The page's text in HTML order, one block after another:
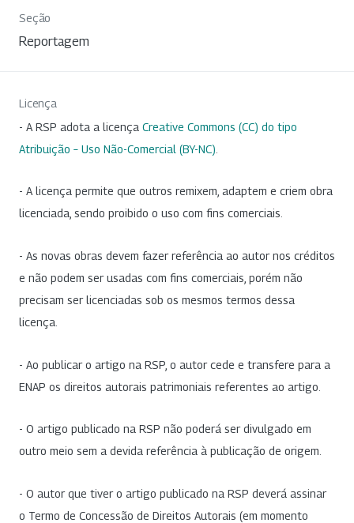
Seção
Reportagem
Licença
- A RSP adota a licença Creative Commons (CC) do tipo
Atribuição – Uso Não-Comercial (BY-NC)
- A licença permite que outros remixem, adaptem e criem obra
licenciada, sendo proibido o uso com fins comerciais.
- As novas obras devem fazer referência ao autor nos créditos
e não podem ser usadas com fins comerciais, porém não
precisam ser licenciadas sob os mesmos termos dessa
licença.
- Ao publicar o artigo na RSP, o autor cede e transfere para a
ENAP os direitos autorais patrimoniais referentes ao artigo.
- O artigo publicado na RSP não poderá ser divulgado em
outro meio sem a devida referência à publicação de origem.
- O autor que tiver o artigo publicado na RSP deverá assinar
o Termo de Concessão de Direitos Autorais (em momento